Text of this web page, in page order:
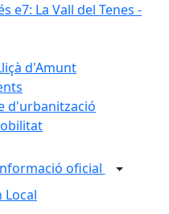
e7: La Vall del Tenes -
d'Amunt
d'urbanització
oficial
Local